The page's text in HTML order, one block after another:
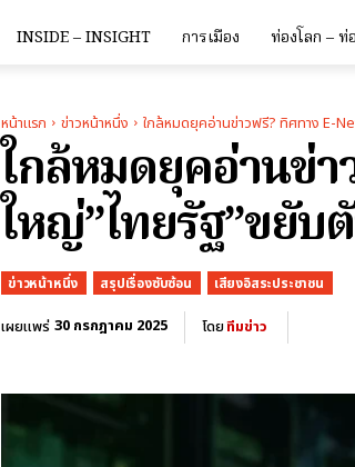
INSIDE – INSIGHT การเมือง ท่องโลก –
หน้าแรก ข่าวหน้าหนึ่ง ใกล้หมดยุคอ่านข่าวฟรี? ทิศทาง E-
ใกล้หมดยุคอ่านข่า
ใหญ่”ไทยรัฐ”ขยับ
ข่าวหน้าหนึ่ง สรุปเรื่องซับซ้อน เสียงอิสระประชาชน
เผยแพร่ 30 กรกฎาคม 2025 โดยทีมข่าว